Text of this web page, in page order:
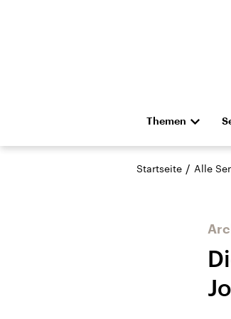
Themen
Die Nachrichten
Hörspiel und
Startseite / Alle